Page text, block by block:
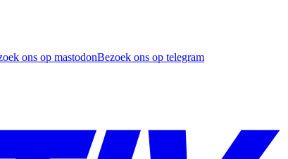
ons op mastodonBezoek ons op telegram